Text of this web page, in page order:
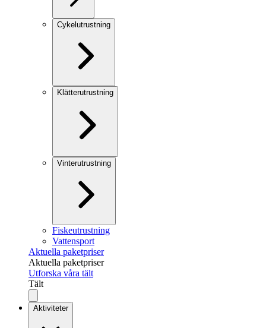
Cykelutrustning
Klätterutrustning
Vinterutrustning
Fiskeutrustning
Vattensport
Aktuella paketpriser
Aktuella paketpriser
Utforska våra tält
Tält
Aktiviteter